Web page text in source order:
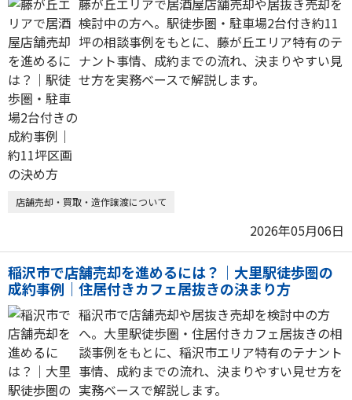
藤が丘エリアで居酒屋店舗売却や居抜き売却を
検討中の方へ。駅徒歩圏・駐車場2台付き約11
坪の相談事例をもとに、藤が丘エリア特有のテ
ナント事情、成約までの流れ、決まりやすい見
せ方を実務ベースで解説します。
店舗売却・買取・造作譲渡について
2026年05月06日
稲沢市で店舗売却を進めるには？｜大里駅徒歩圏の
成約事例｜住居付きカフェ居抜きの決まり方
稲沢市で店舗売却や居抜き売却を検討中の方
へ。大里駅徒歩圏・住居付きカフェ居抜きの相
談事例をもとに、稲沢市エリア特有のテナント
事情、成約までの流れ、決まりやすい見せ方を
実務ベースで解説します。